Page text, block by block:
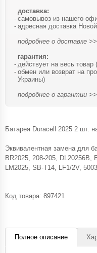
доставка:
самовывоз из нашего
адресная доставка
подробнее о доставке
гарантия:
действует на весь
обмен или возврат на
Украины)
подробнее о гарантии
Батарея Duracell 2025 2 шт.
Эквивалентная замена для
BR2025, 208-205, DL20256B,
LM2025, SB-T14, LF1/2V,
Код товара: 897421
Полное описание